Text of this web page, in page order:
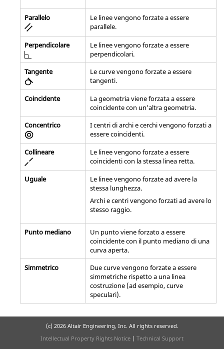
Parallelo
Le linee vengono forzate a essere
parallele.
Perpendicolare
Le linee vengono forzate a essere
perpendicolari.
Tangente
Le curve vengono forzate a essere
tangenti.
Coincidente
La geometria viene forzata a essere
coincidente con un'altra geometria.
Concentrico
I centri di archi e cerchi vengono forzati a
essere coincidenti.
Collineare
Le linee vengono forzate a essere
coincidenti con la stessa linea retta.
Uguale
Le linee vengono forzate ad avere la
stessa lunghezza.
Archi e centri vengono forzati ad avere lo
stesso raggio.
Punto mediano
Un punto viene forzato a essere
coincidente con il punto mediano di una
curva aperta.
Simmetrico
Due curve vengono forzate a essere
simmetriche rispetto a una linea
costruzione (ad esempio, curve
speculari).
(c) 2026 Altair Engineering, Inc. All rights reserved.
Intellectual Property Rights Notice | Technical Support